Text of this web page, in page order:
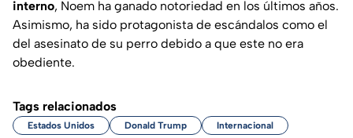
interno, Noem ha ganado notoriedad en los últimos años.
Asimismo, ha sido protagonista de escándalos como el
del asesinato de su perro debido a que este no era
obediente.
Tags relacionados
Estados Unidos Donald Trump Internacional